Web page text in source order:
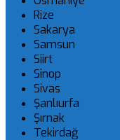
Rize
Sakarya
Samsun
Siirt
Sinop
Sivas
Şanlıurfa
Şırnak
Tekirdağ